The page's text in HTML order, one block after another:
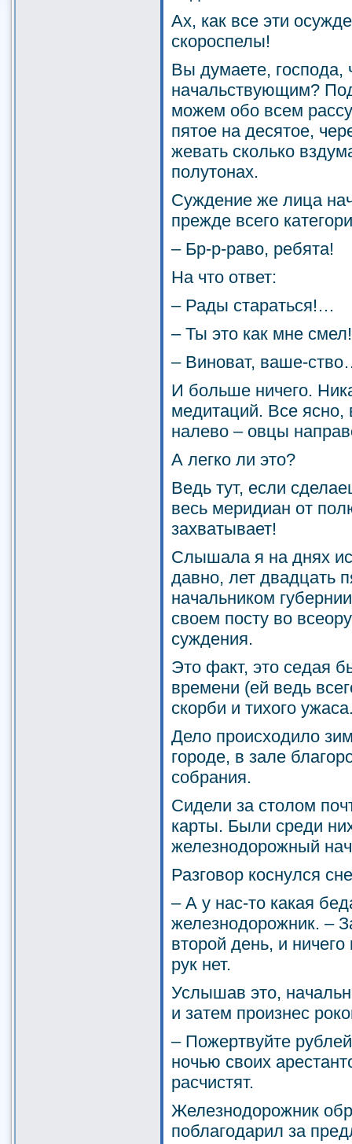
Ах, как все эти
скороспелы!
Вы думаете, господа,
начальствующим?
можем обо всем
пятое на десятое,
жевать сколько
полутонах.
Суждение же лица
прежде всего
– Бр-р-раво, ребята!
На что ответ:
– Рады стараться!…
– Ты это как мне смел!
– Виноват, ваше-
И больше ничего.
медитаций. Все
налево – овцы
А легко ли это?
Ведь тут, если
весь меридиан от
захватывает!
Слышала я на днях
давно, лет двадцать
начальником
своем посту во
суждения.
Это факт, это седая
времени (ей ведь
скорби и тихого
Дело происходило
городе, в зале
собрания.
Сидели за столом
карты. Были среди
железнодорожный
Разговор коснулся
– А у нас-то какая
железнодорожник. –
второй день, и
рук нет.
Услышав это,
и затем произнес
– Пожертвуйте
ночью своих
расчистят.
Железнодорожник
поблагодарил за